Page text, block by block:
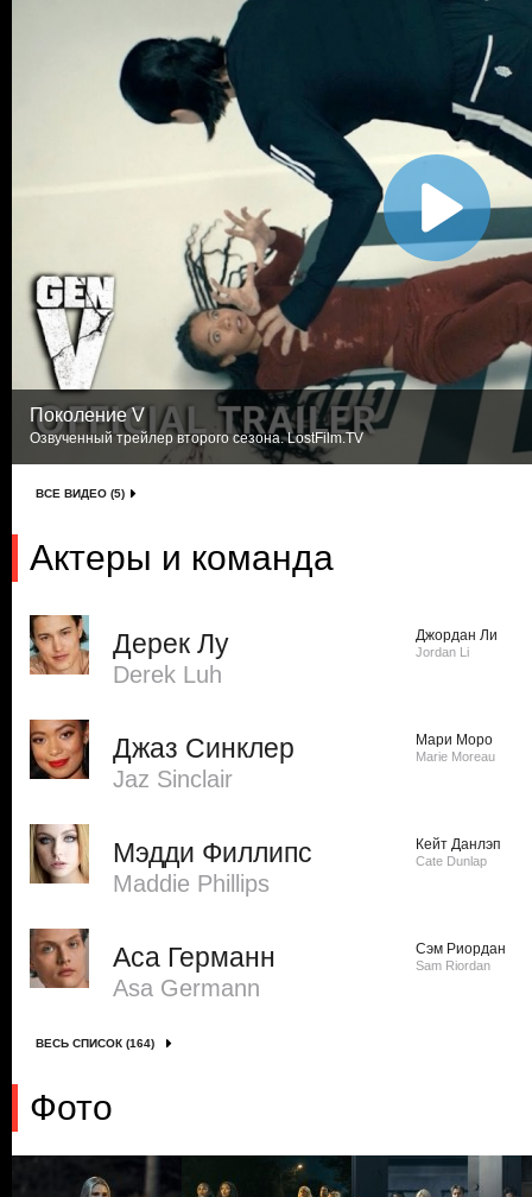
Поколение V
Озвученный трейлер второго сезона. LostFilm.TV
ВСЕ ВИДЕО (5)
Актеры и команда
Дерек Лу
Derek Luh
Джордан Ли
Jordan Li
Джаз Синклер
Jaz Sinclair
Мари Моро
Marie Moreau
Мэдди Филлипс
Maddie Phillips
Кейт Данлэп
Cate Dunlap
Аса Германн
Asa Germann
Сэм Риордан
Sam Riordan
ВЕСЬ СПИСОК (164)
Фото